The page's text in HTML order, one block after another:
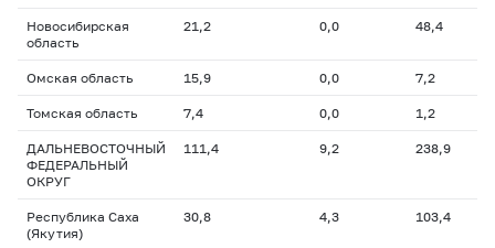
Новосибирская
область
21,2 0,0 48,4
Омская область 15,9 0,0 7,2
Томская область 7,4 0,0 1,2
ДАЛЬНЕВОСТОЧНЫЙ
ФЕДЕРАЛЬНЫЙ
ОКРУГ
111,4 9,2 238,9
Республика Саха
(Якутия)
30,8 4,3 103,4